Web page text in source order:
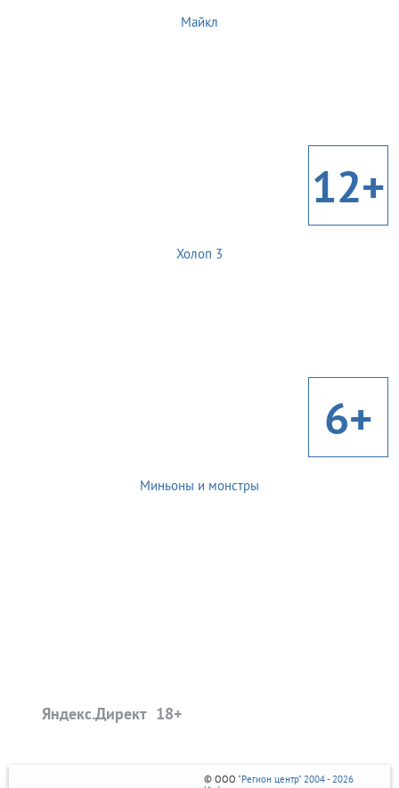
Майкл
12+
Холоп 3
6+
Миньоны и монстры
Яндекс.Директ
© ООО "Регион центр" 2004 - 2026